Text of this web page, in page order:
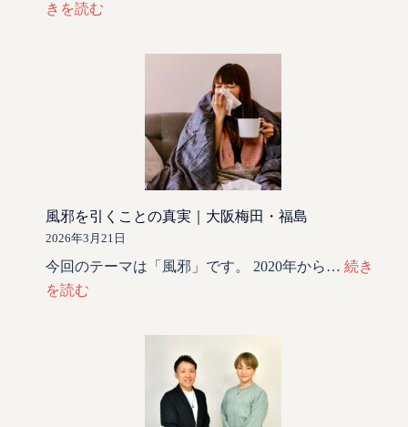
きを読む
風邪を引くことの真実｜大阪梅田・福島
2026年3月21日
今回のテーマは「風邪」です。 2020年から… 続き
を読む